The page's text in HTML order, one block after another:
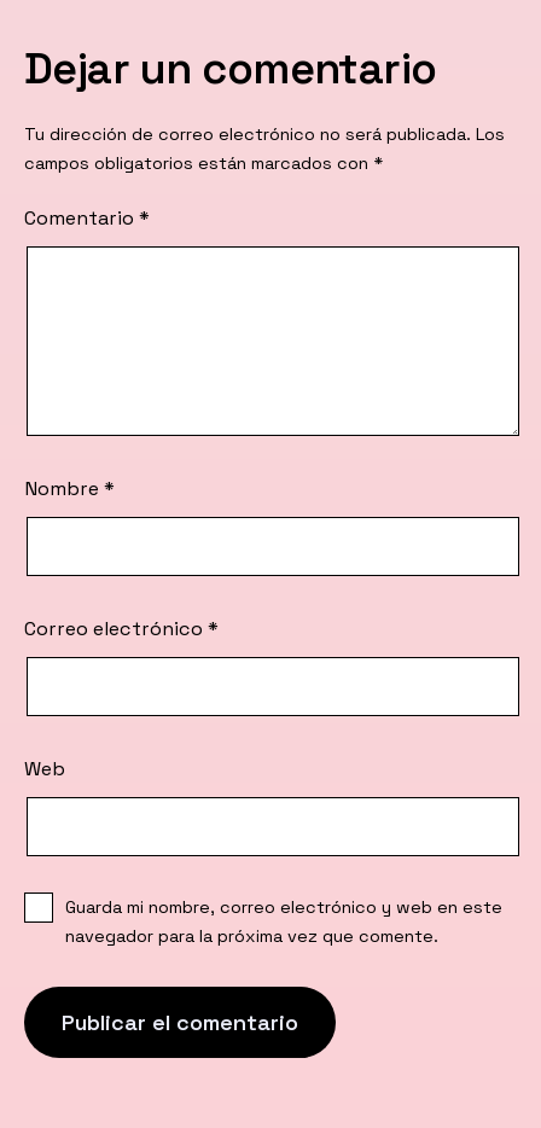
Dejar un comentario
Tu dirección de correo electrónico no será publicada. Los
campos obligatorios están marcados con *
Comentario *
Nombre *
Correo electrónico *
Web
Guarda mi nombre, correo electrónico y web en este
navegador para la próxima vez que comente.